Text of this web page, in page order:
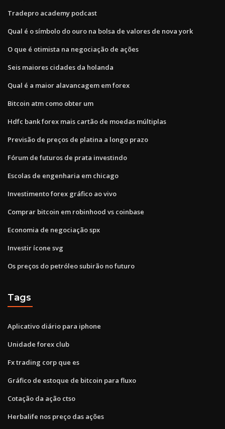
Tradepro academy podcast
Qual é o símbolo do ouro na bolsa de valores de nova york
O que é otimista na negociação de ações
Seis maiores cidades da holanda
Qual é a maior alavancagem em forex
Bitcoin atm como obter um
Hdfc bank forex mais cartão de moedas múltiplas
Previsão de preços de platina a longo prazo
Fórum de futuros de prata investindo
Escolas de engenharia em chicago
Investimento forex gráfico ao vivo
Comprar bitcoin em robinhood vs coinbase
Economia de negociação spx
Investir ícone svg
Os preços do petróleo subirão no futuro
Tags
Aplicativo diário para iphone
Unidade forex club
Fx trading corp que es
Gráfico de estoque de bitcoin para fluxo
Cotação da ação ctso
Herbalife nos preço das ações